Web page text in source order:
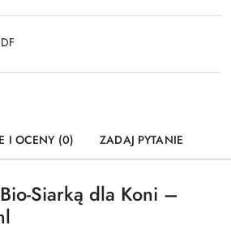
I OCENY (0) ZADAJ PYTANIE
Siarką dla Koni –